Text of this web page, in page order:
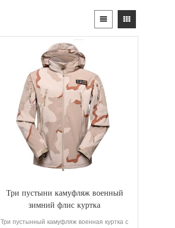
Три пустыни камуфляж военный
зимний флис куртка
Три пустынный камуфляж военная куртка с